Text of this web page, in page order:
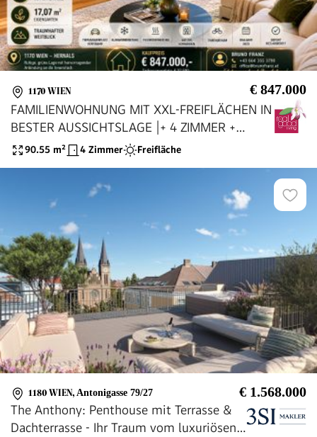
1170 WIEN € 847.000
FAMILIENWOHNUNG MIT XXL-FREIFLÄCHEN IN
BESTER AUSSICHTSLAGE |+ 4 ZIMMER +
TERRASSE, BALKONE & EIGENER GARTEN
90.55 m² 4 Zimmer Freifläche
1180 WIEN, Antonigasse 79/27 € 1.568.000
The Anthony: Penthouse mit Terrasse &
Dachterrasse - Ihr Traum vom luxuriösen